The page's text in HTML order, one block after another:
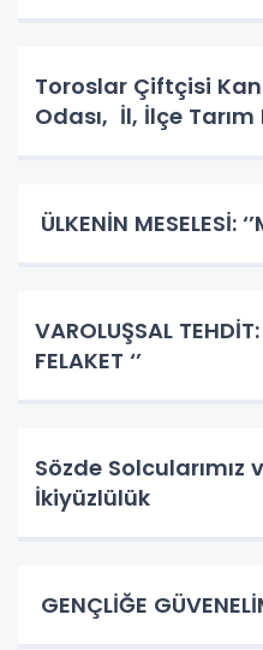
Toroslar Çiftçisi
Odası, İl, İlçe Tarım
ÜLKENİN MESELESİ:
VAROLUŞSAL
FELAKET ‘’
Sözde Solcularımız
İkiyüzlülük
GENÇLİĞE